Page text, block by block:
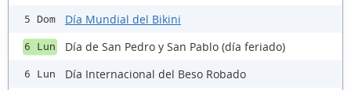
5 Dom Día Mundial del Bikini
6 Lun Día de San Pedro y San Pablo (día feriado)
6 Lun Día Internacional del Beso Robado